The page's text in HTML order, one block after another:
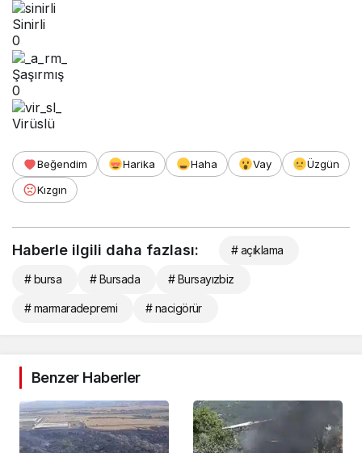
Sinirli
0
Şaşırmış
0
Virüslü
Beğendim Harika Haha Vay
Üzgün
Kızgın
Haberle ilgili daha fazlası: # açıklama
# bursa # Bursada # Bursayızbiz
# marmaradepremi # nacigörür
Benzer Haberler